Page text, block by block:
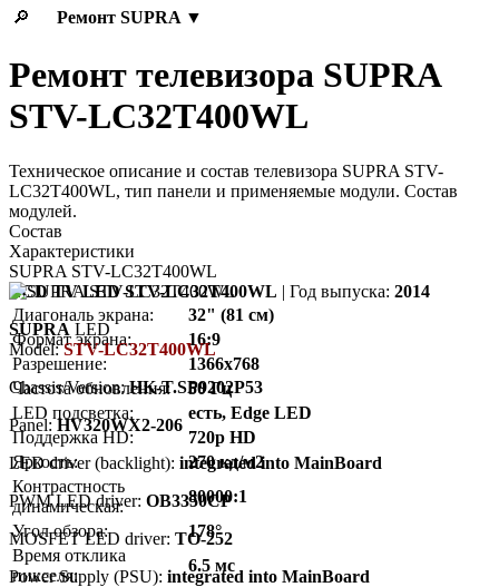
🔎 Ремонт SUPRA ▼
Ремонт телевизора SUPRA
STV-LC32T400WL
Техническое описание и состав телевизора SUPRA STV-
LC32T400WL, тип панели и применяемые модули. Состав
модулей.
Состав
Характеристики
SUPRA STV-LC32T400WL
LCD TV LED STV-LC32T400WL | Год выпуска: 2014
Диагональ экрана:
32" (81 см)
Формат экрана:
16:9
Разрешение:
1366x768
Частота обновления:
50 Гц
LED подсветка:
есть, Edge LED
Поддержка HD:
720p HD
Яркость:
270 кд/м2
Контрастность
динамическая:
80000:1
Угол обзора:
178°
Время отклика
пикселя:
6.5 мс
SUPRA LED
Model:STV-LC32T400WL
Chassis/Version:HK-T.SP9202P53
Panel:HV320WX2-206
LED driver (backlight): integrated into MainBoard
PWM LED driver: OB3350CP
MOSFET LED driver: TO-252
Power Supply (PSU): integrated into MainBoard